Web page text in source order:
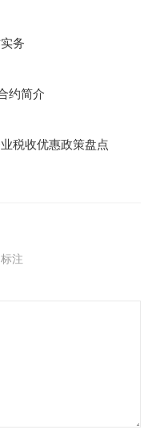
务
约简介
税收优惠政策盘点
注